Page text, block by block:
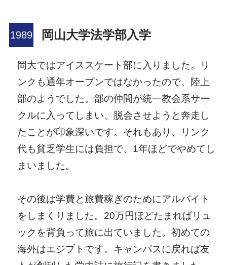
岡山大学法学部入学
岡大ではアイススケート部に入りました。リ
ンクも通年オープンではなかったので、陸上
部のようでした。部の仲間が統一教会系サー
クルに入ってしまい、脱会させようと奔走し
たことが印象深いです。それもあり、リンク
代も貧乏学生には負担で、1年ほどでやめてし
まいました。
その後は学費と旅費稼ぎのためにアルバイト
をしまくりました。20万円ほどたまればリュ
ックを背負って旅に出ていました。初めての
海外はエジプトです。キャンパスに戻れば友